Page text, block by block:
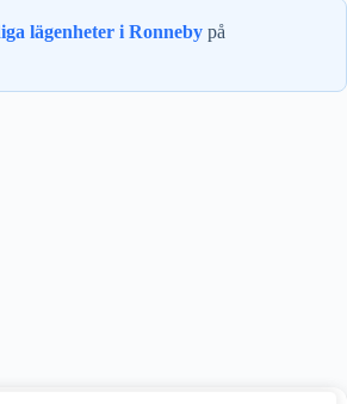
lägenheter i Ronneby på